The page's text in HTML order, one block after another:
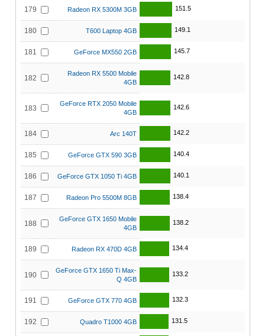
179 Radeon RX 5300M 3GB 151.5
180 T600 Laptop 4GB 149.1
181 GeForce MX550 2GB 145.7
182
Radeon RX 5500 Mobile
4GB
142.8
183
GeForce RTX 2050 Mobile
4GB
142.6
184 Arc 140T 142.2
185 GeForce GTX 590 3GB 140.4
186 GeForce GTX 1050 Ti 4GB 140.1
187 Radeon Pro 5500M 8GB 138.4
188
GeForce GTX 1650 Mobile
4GB
138.2
189 Radeon RX 470D 4GB 134.4
190
GeForce GTX 1650 Ti Max-
Q 4GB
133.2
191 GeForce GTX 770 4GB 132.3
192 Quadro T1000 4GB 131.5